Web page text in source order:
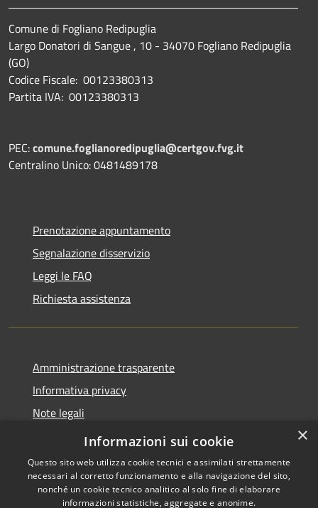
Comune di Fogliano Redipuglia
Largo Donatori di Sangue , 10 - 34070 Fogliano Redipuglia
(GO)
Codice Fiscale: 00123380313
Partita IVA: 00123380313
PEC:comune.foglianoredipuglia@certgov.fvg.it
Centralino Unico: 0481489178
Prenotazione appuntamento
Segnalazione disservizio
Leggi le FAQ
Richiesta assistenza
Amministrazione trasparente
Informativa privacy
Note legali
Dichiarazione di accessibilità
×
Informazioni sui cookie
Questo sito web utilizza cookie tecnici e assimilati strettamente
necessari al corretto funzionamento e alla navigazione del sito,
nonché un cookie tecnico analitico al solo fine di elaborare
informazioni statistiche, aggregate e anonime.